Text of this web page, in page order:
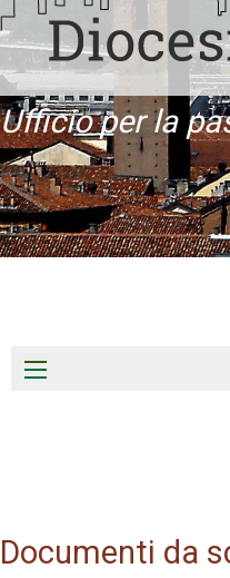
Ufficio per la
content
Documenti da